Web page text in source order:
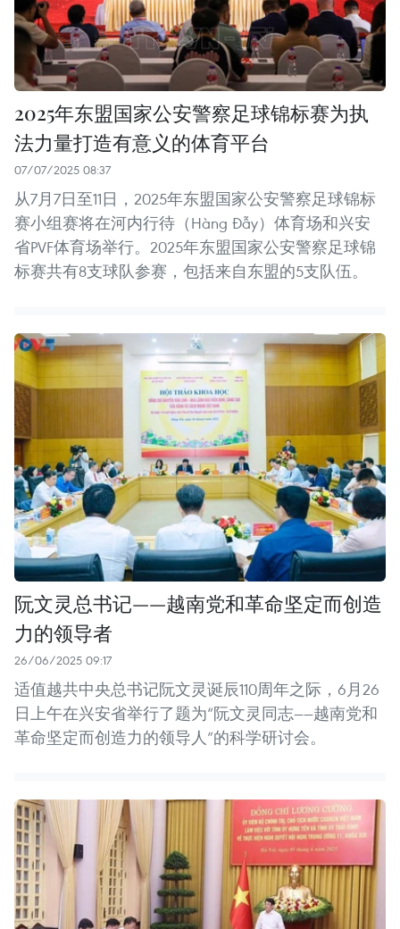
2025年东盟国家公安警察足球锦标赛为执
法力量打造有意义的体育平台
07/07/2025 08:37
从7月7日至11日，2025年东盟国家公安警察足球锦标
赛小组赛将在河内行待（Hàng Đẫy）体育场和兴安
省PVF体育场举行。2025年东盟国家公安警察足球锦
标赛共有8支球队参赛，包括来自东盟的5支队伍。
阮文灵总书记——越南党和革命坚定而创造
力的领导者
26/06/2025 09:17
适值越共中央总书记阮文灵诞辰110周年之际，6月26
日上午在兴安省举行了题为“阮文灵同志——越南党和
革命坚定而创造力的领导人”的科学研讨会。